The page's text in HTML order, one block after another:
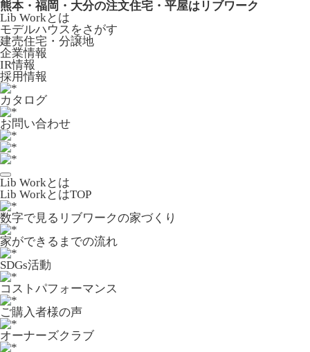
熊本・福岡・大分の注文住宅・平屋はリブワーク
Lib Workとは
モデルハウスをさがす
建売住宅・分譲地
企業情報
IR情報
採用情報
カタログ
お問い合わせ
Lib Workとは
Lib WorkとはTOP
数字で⾒るリブワークの家づくり
家ができるまでの流れ
SDGs活動
コストパフォーマンス
ご購入者様の声
オーナーズクラブ